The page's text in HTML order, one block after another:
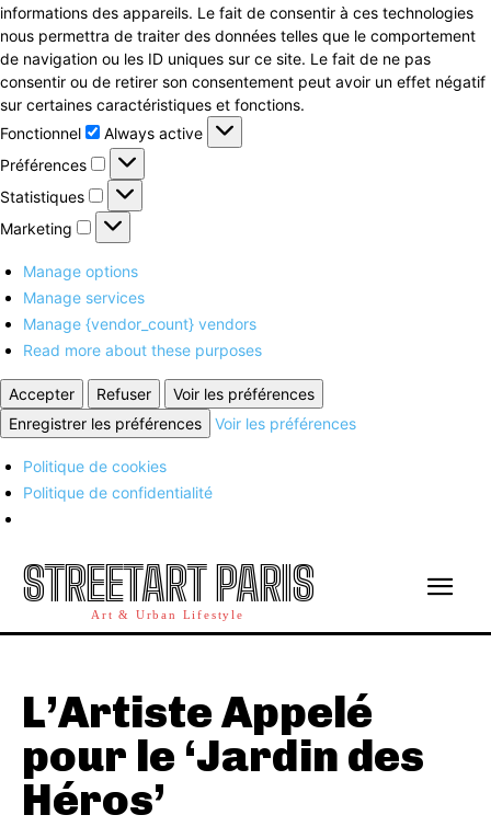
informations des appareils. Le fait de consentir à ces technologies
nous permettra de traiter des données telles que le comportement
de navigation ou les ID uniques sur ce site. Le fait de ne pas
consentir ou de retirer son consentement peut avoir un effet négatif
sur certaines caractéristiques et fonctions.
Fonctionnel
Fonctionnel
Always active
Préférences
Préférences
Statistiques Statistiques
Marketing Marketing
Manage options
Manage services
Manage {vendor_count} vendors
Read more about these purposes
Accepter Refuser
Voir les préférences
Enregistrer les préférences
Voir les préférences
Politique de cookies
Politique de confidentialité
STREETART PARIS
Art & Urban Lifestyle
L’Artiste Appelé
pour le ‘Jardin des
Héros’